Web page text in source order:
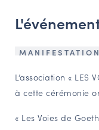
Espace
L’association « LES
à cette cérémonie
« Les Voies de